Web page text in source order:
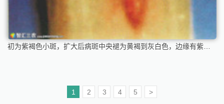
1 2 3 4 5 >